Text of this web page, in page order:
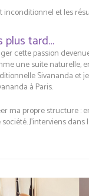
inconditionnel et les
plus tard…
cette passion
une suite naturelle,
Sivananda et
à Paris.
ma propre structure :
J’interviens dans